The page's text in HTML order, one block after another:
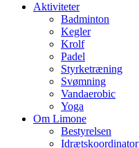
Aktiviteter
Badminton
Kegler
Krolf
Padel
Styrketræning
Svømning
Vandaerobic
Yoga
Om Limone
Bestyrelsen
Idrætskoordinator